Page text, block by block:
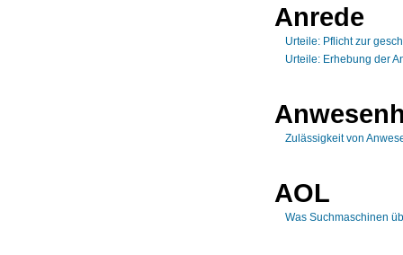
Anrede
Urteile: Pflicht zur
Urteile: Erhebung der
Zulässigkeit von
AOL
Was Suchmaschinen